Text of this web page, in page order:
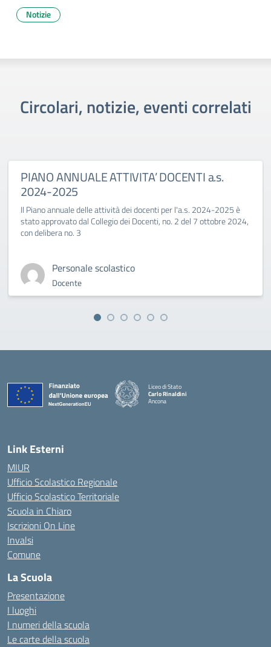
Notizie
Circolari, notizie, eventi correlati
PIANO ANNUALE ATTIVITA’ DOCENTI a.s.
2024-2025
Il Piano annuale delle attività dei docenti per l'a.s. 2024-2025 è
stato approvato dal Collegio dei Docenti, no. 2 del 7 ottobre 2024,
con delibera no. 3
Personale scolastico
Docente
Liceo di Stato
Carlo Rinaldini
Ancona
Link Esterni
MIUR
Ufficio Scolastico Regionale
Ufficio Scolastico Territoriale
Scuola in Chiaro
Iscrizioni On Line
Invalsi
Comune
La Scuola
Presentazione
I luoghi
I numeri della scuola
Le carte della scuola